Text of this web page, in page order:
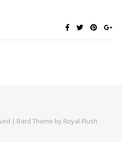
| Bard Theme by Royal-Flush